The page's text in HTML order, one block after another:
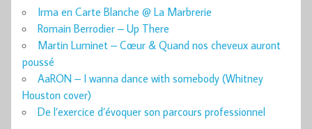
Irma en Carte Blanche @ La Marbrerie
Romain Berrodier – Up There
Martin Luminet – Cœur & Quand nos cheveux auront
poussé
AaRON – I wanna dance with somebody (Whitney
Houston cover)
De l’exercice d’évoquer son parcours professionnel